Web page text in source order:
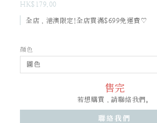
HK$179.00
全店，港澳限定!全店買滿$699免運費♡
顏色
售完
若想購買，請聯絡我們。
聯絡我們